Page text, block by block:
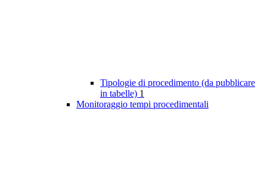
Tipologie di procedimento (da pubblicare
in tabelle) 1
Monitoraggio tempi procedimentali